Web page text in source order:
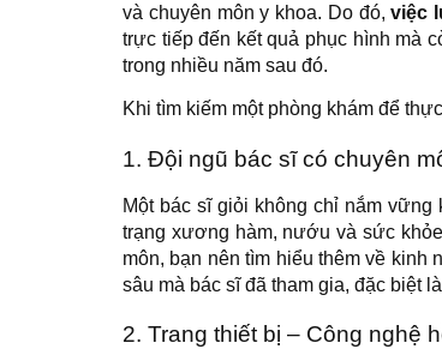
và chuyên môn y khoa. Do đó,việc
trực tiếp đến kết quả phục hình mà
trong nhiều năm sau đó.
Khi tìm kiếm một phòng khám để
1. Đội ngũ bác sĩ có chuyên
Một bác sĩ giỏi không chỉ nắm
trạng xương hàm, nướu và sức
môn, bạn nên tìm hiểu thêm về kinh
sâu mà bác sĩ đã tham gia, đặc biệt
2. Trang thiết bị – Công nghệ